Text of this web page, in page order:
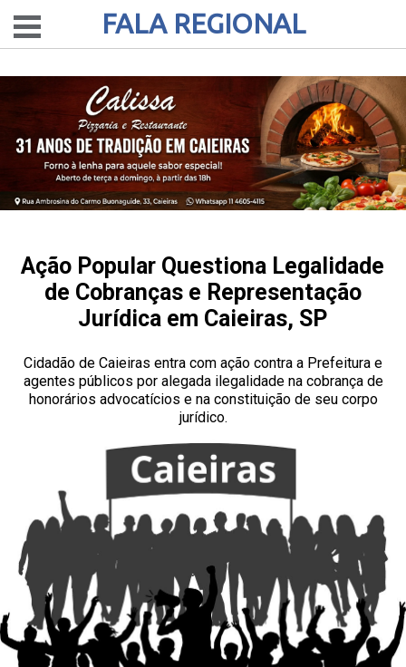
FALA REGIONAL
Ação Popular Questiona Legalidade
de Cobranças e Representação
Jurídica em Caieiras, SP
Cidadão de Caieiras entra com ação contra a Prefeitura e
agentes públicos por alegada ilegalidade na cobrança de
honorários advocatícios e na constituição de seu corpo
jurídico.